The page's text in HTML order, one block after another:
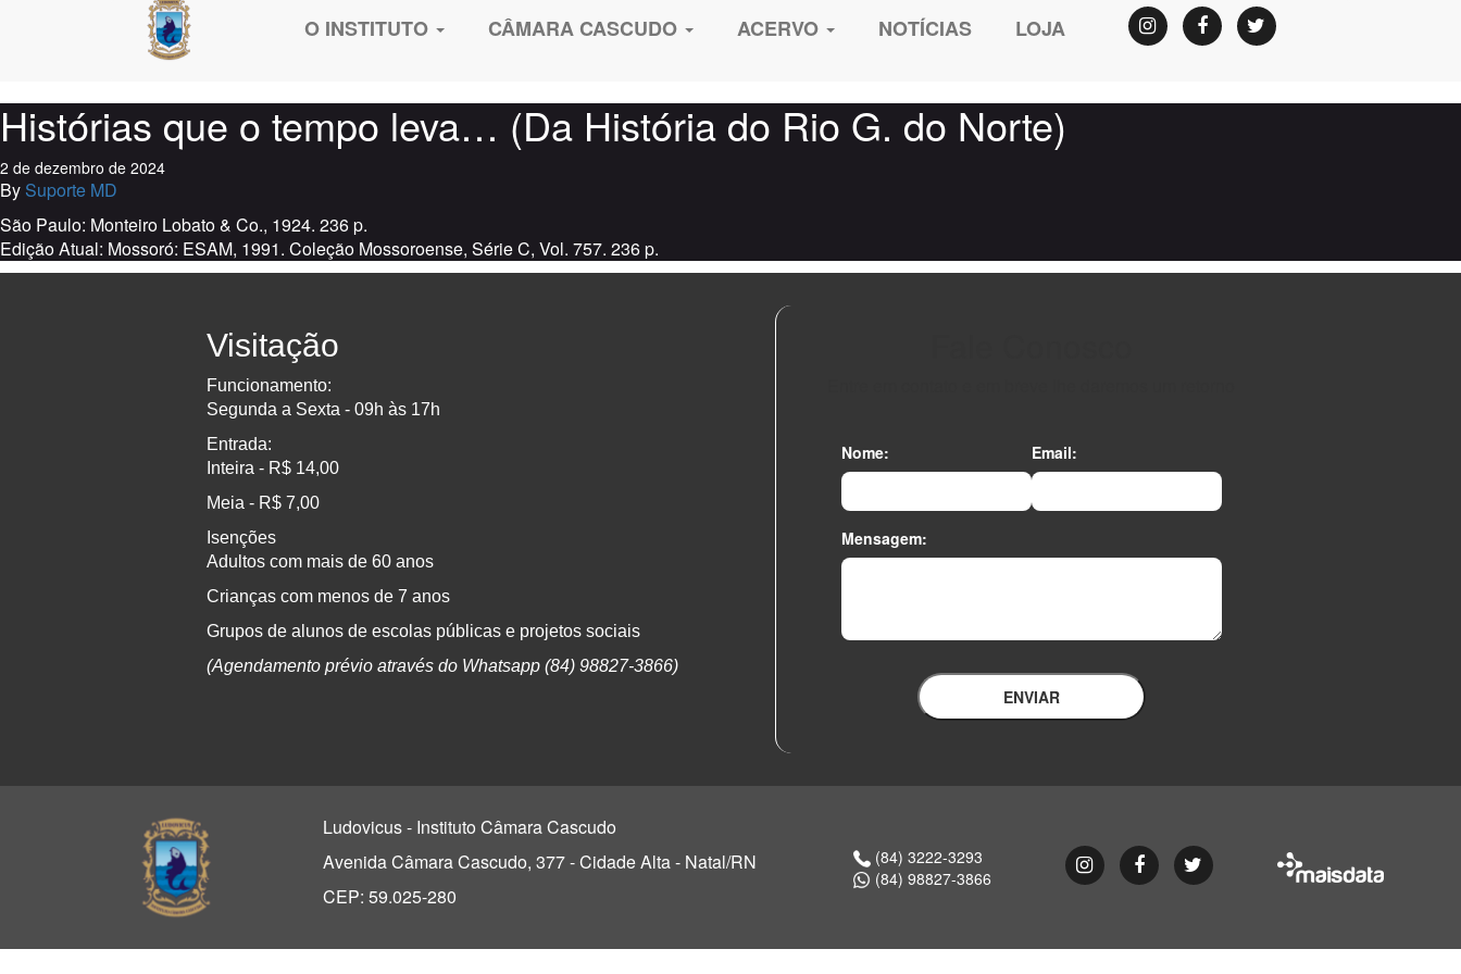
O INSTITUTO CÂMARA CASCUDO ACERVO NOTÍCIAS LOJA InstagramFacebookTwitter
Histórias que o tempo leva… (Da História do Rio G. do Norte)
2 de dezembro de 2024
By Suporte MD
São Paulo: Monteiro Lobato & Co., 1924. 236 p.
Edição Atual: Mossoró: ESAM, 1991. Coleção Mossoroense, Série C, Vol. 757. 236 p.
Visitação
Funcionamento:
Segunda a Sexta - 09h às 17h
Entrada:
Inteira - R$ 14,00
Meia - R$ 7,00
Isenções
Adultos com mais de 60 anos
Crianças com menos de 7 anos
Grupos de alunos de escolas públicas e projetos sociais
(Agendamento prévio através do Whatsapp (84) 98827-3866)
Nome: Email:
Mensagem:
ENVIAR
Ludovicus - Instituto Câmara Cascudo
Avenida Câmara Cascudo, 377 - Cidade Alta - Natal/RN
CEP: 59.025-280
(84) 3222-3293
(84) 98827-3866
InstagramFacebookTwitter